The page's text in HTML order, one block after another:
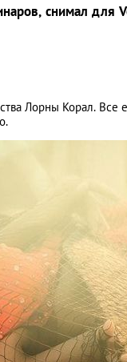
снимал для
Лорны Корал. Все